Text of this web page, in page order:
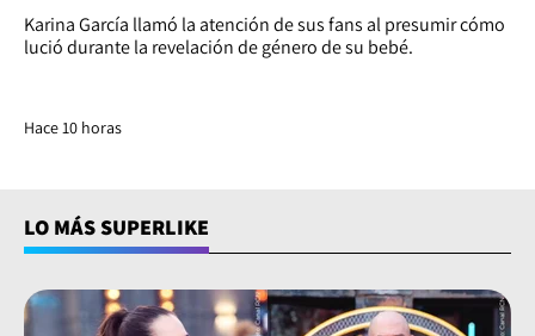
Karina García llamó la atención de sus fans al presumir cómo
lució durante la revelación de género de su bebé.
Hace 10 horas
LO MÁS SUPERLIKE